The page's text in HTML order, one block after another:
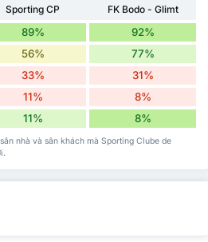
Sporting CP
FK Bodo - Glimt
89% 92%
56% 77%
33% 31%
11% 8%
11% 8%
nhà và sân khách mà Sporting Clube de